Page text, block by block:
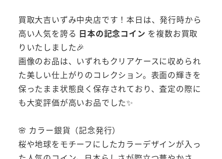
買取大吉いずみ中央店です！本日は、発行時から
高い人気を誇る 日本の記念コイン を複数お買取
りいたしました🎉
画像のお品は、いずれもクリアケースに収められ
た美しい仕上がりのコレクション。表面の輝きを
保ったまま状態良く保存されており、査定の際に
も大変評価が高いお品でした✨
🌸 カラー銀貨（記念発行）
桜や地球をモチーフにしたカラーデザインが入っ